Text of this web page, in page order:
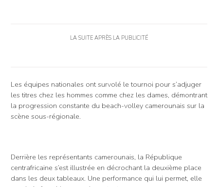
LA SUITE APRÈS LA PUBLICITÉ
Les équipes nationales ont survolé le tournoi pour s’adjuger
les titres chez les hommes comme chez les dames, démontrant
la progression constante du beach-volley camerounais sur la
scène sous-régionale.
Derrière les représentants camerounais, la République
centrafricaine s’est illustrée en décrochant la deuxième place
dans les deux tableaux. Une performance qui lui permet, elle